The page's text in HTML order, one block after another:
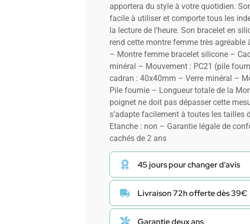
apportera du style à votre quotidien.
facile à utiliser et comporte tous les
la lecture de l’heure. Son bracelet en
rend cette montre femme très agréable
– Montre femme bracelet silicone –
minéral – Mouvement : PC21 (pile
cadran : 40x40mm – Verre minéral –
Pile fournie – Longueur totale de la
poignet ne doit pas dépasser cette
s’adapte facilement à toutes les tailles
Etanche : non – Garantie légale de
cachés de 2 ans
45 jours pour changer d'avis
Livraison 72h offerte dès 39€
Garantie deux ans